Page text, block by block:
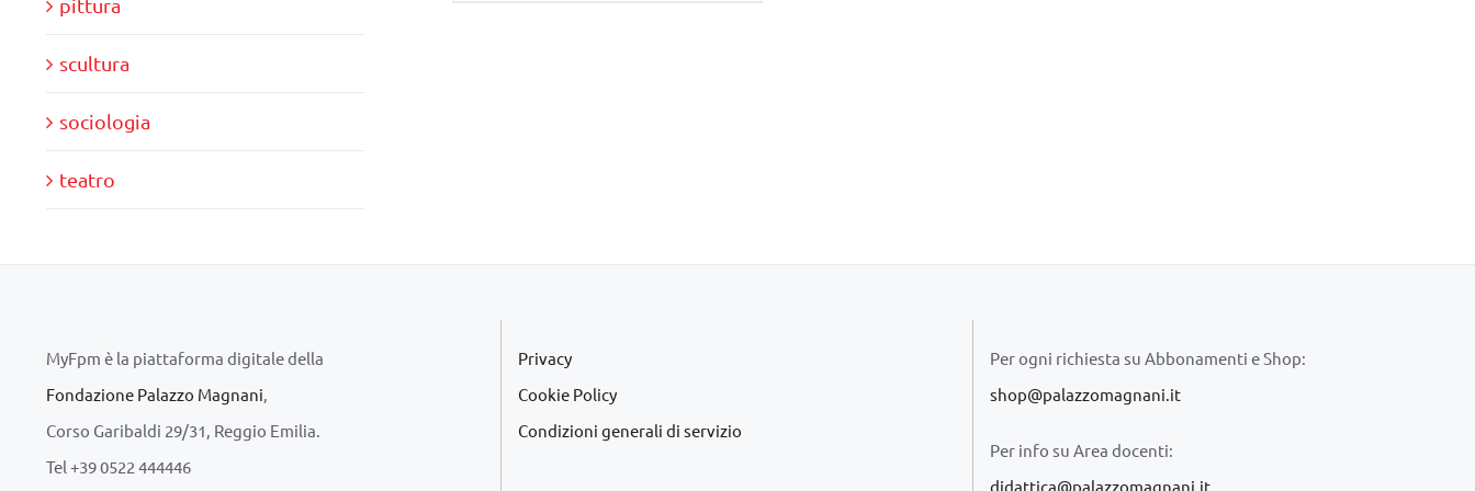
scultura
sociologia
teatro
MyFpm è la piattaforma digitale della
Fondazione Palazzo Magnani
Corso Garibaldi 29/31, Reggio Emilia.
Tel +39 0522 444446
Privacy
Cookie Policy
Condizioni generali di servizio
Per ogni richiesta su Abbonamenti e Shop:
shop@palazzomagnani.it
Per info su Area docenti:
didattica@palazzomagnani.it